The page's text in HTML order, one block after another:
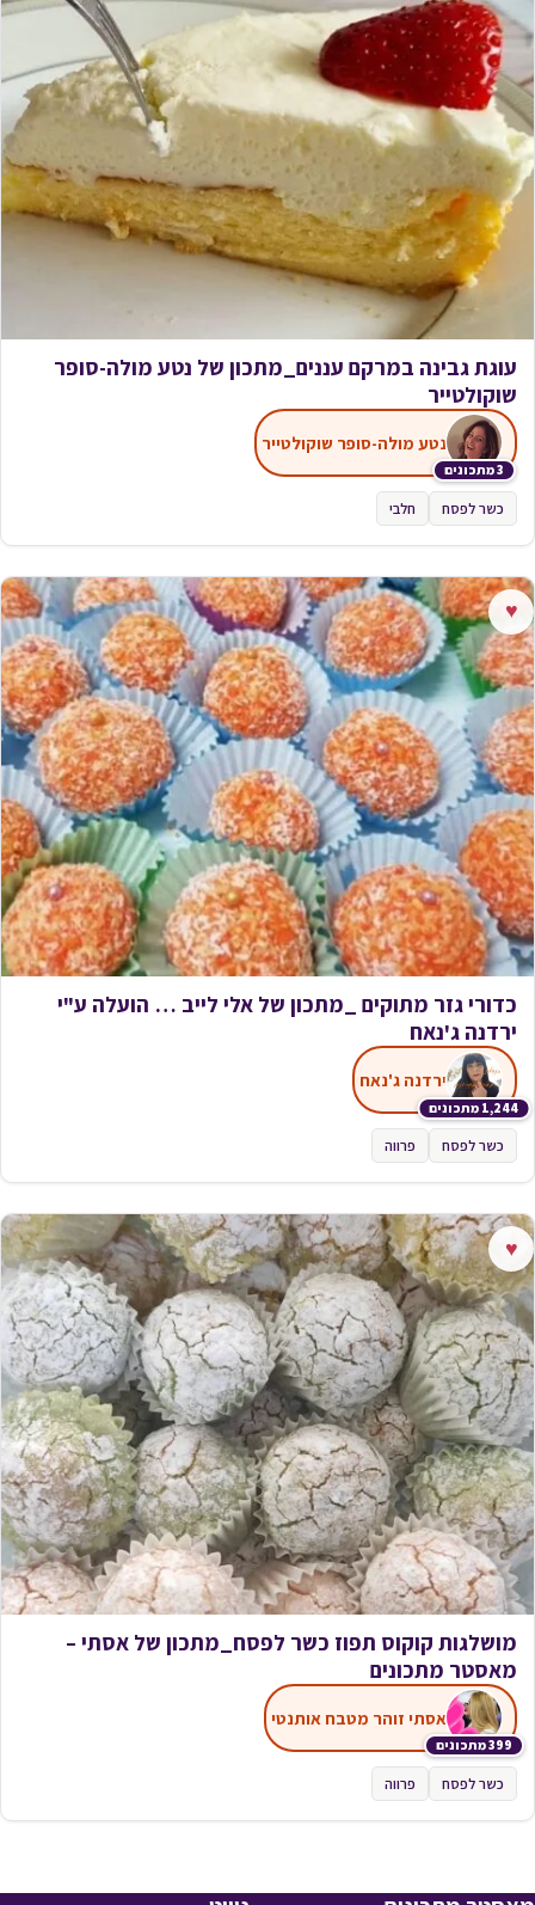
עוגת גבינה במרקם עננים_מתכון של נטע מולה-סופר
שוקולטייר
3 מתכונים
נטע מולה-סופר שוקולטייר
כשר לפסח חלבי
♥
כדורי גזר מתוקים _מתכון של אלי לייב … הועלה ע"י
ירדנה ג'נאח
1,244 מתכונים
ירדנה ג'נאח
כשר לפסח פרווה
♥
מושלגות קוקוס תפוז כשר לפסח_מתכון של אסתי –
מאסטר מתכונים
399 מתכונים
אסתי זוהר מטבח אותנטי
כשר לפסח פרווה